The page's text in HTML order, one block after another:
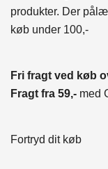
produkter. Der
køb under 100,-
Fri fragt ved køb
Fragt fra 59,- med
Fortryd dit køb